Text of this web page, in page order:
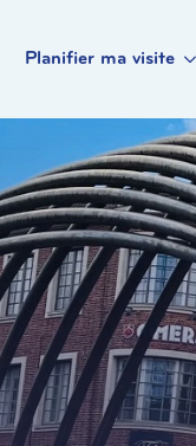
Planifier ma visite